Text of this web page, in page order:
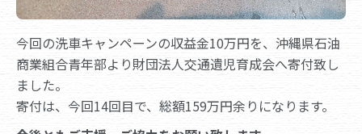
今回の洗車キャンペーンの収益金10万円を、沖縄県石油
商業組合青年部より財団法人交通遺児育成会へ寄付致し
ました。
寄付は、今回14回目で、総額159万円余りになります。